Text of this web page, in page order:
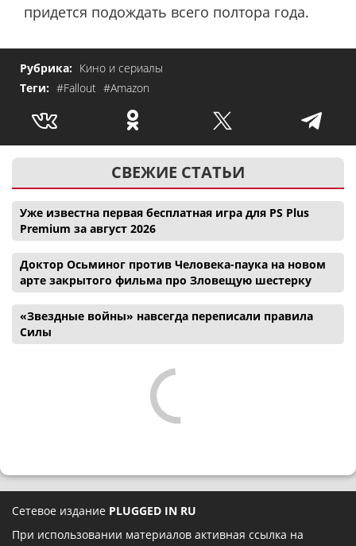
придется подождать всего полтора года.
Рубрика: Кино и сериалы
Теги: #Fallout #Amazon
СВЕЖИЕ СТАТЬИ
Уже известна первая бесплатная игра для PS Plus
Premium за август 2026
Доктор Осьминог против Человека-паука на новом
арте закрытого фильма про Зловещую шестерку
«Звездные войны» навсегда переписали правила
Силы
Сетевое издание PLUGGED IN RU
При использовании материалов активная ссылка на